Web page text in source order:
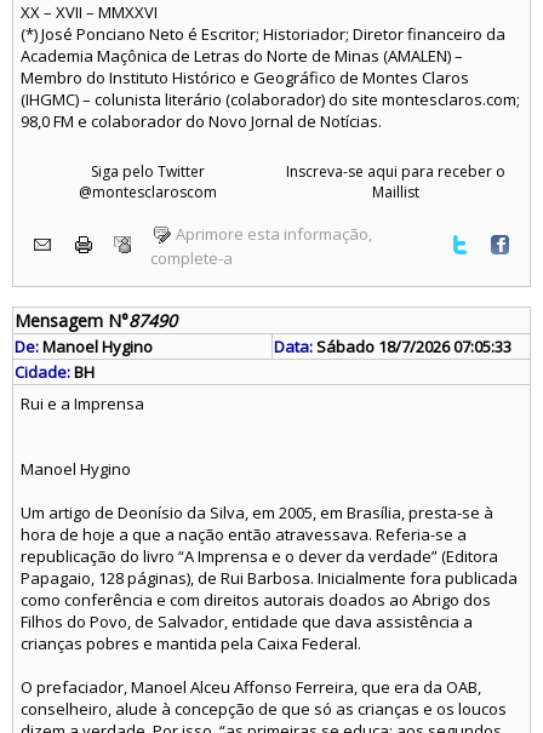
XX – XVII – MMXXVI
(*) José Ponciano Neto é Escritor; Historiador; Diretor financeiro da
Academia Maçônica de Letras do Norte de Minas (AMALEN) –
Membro do Instituto Histórico e Geográfico de Montes Claros
(IHGMC) – colunista literário (colaborador) do site montesclaros.com;
98,0 FM e colaborador do Novo Jornal de Notícias.
Siga pelo Twitter
@montesclaroscom
Inscreva-se aqui para receber o
Maillist
Aprimore esta informação,
complete-a
Mensagem N°87490
De:Manoel Hygino Data:Sábado 18/7/2026 07:05:33
Cidade:BH
Rui e a Imprensa
Manoel Hygino
Um artigo de Deonísio da Silva, em 2005, em Brasília, presta-se à
hora de hoje a que a nação então atravessava. Referia-se a
republicação do livro “A Imprensa e o dever da verdade” (Editora
Papagaio, 128 páginas), de Rui Barbosa. Inicialmente fora publicada
como conferência e com direitos autorais doados ao Abrigo dos
Filhos do Povo, de Salvador, entidade que dava assistência a
crianças pobres e mantida pela Caixa Federal.
O prefaciador, Manoel Alceu Affonso Ferreira, que era da OAB,
conselheiro, alude à concepção de que só as crianças e os loucos